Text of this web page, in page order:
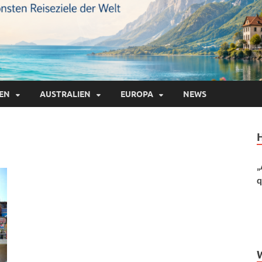
AUSTRALIEN EUROPA NEWS